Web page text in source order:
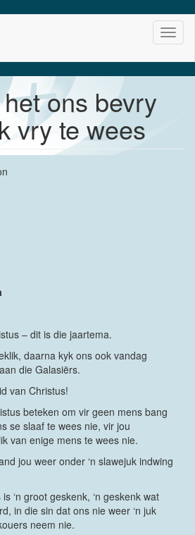
ons bevry
vry te wees
– dit is die jaartema.
daarna kyk ons ook vandag
die Galasiërs.
van Christus!
beteken om vir geen mens bang
se slaaf te wees nie, vir jou
van enige mens te wees nie.
jou weer onder ‘n slawejuk indwing
‘n groot geskenk, ‘n geskenk wat
in die sin dat ons nie weer ‘n juk
neem nie.